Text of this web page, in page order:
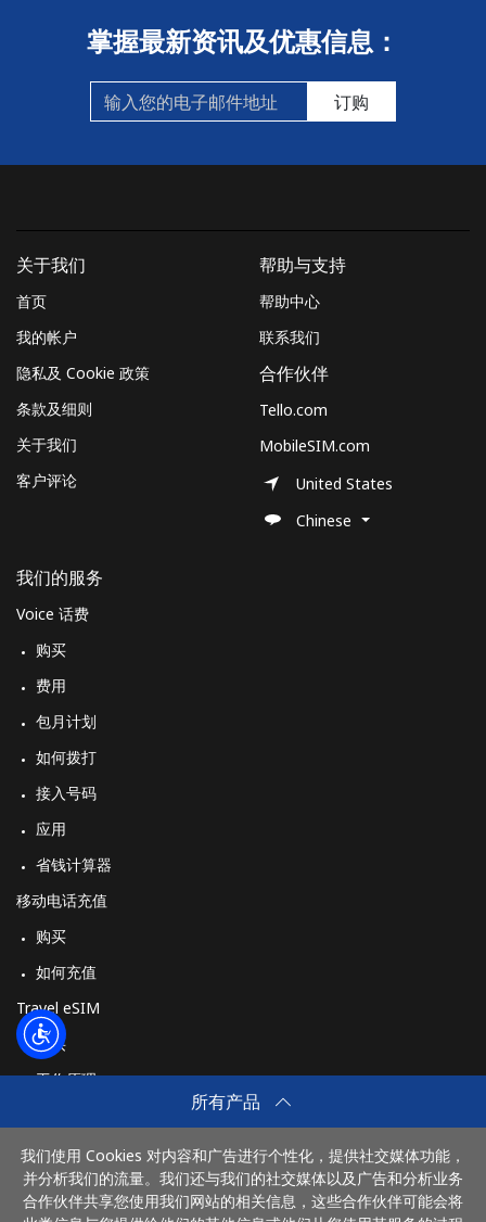
掌握最新资讯及优惠信息：
订购
所有产品
我们使用 Cookies 对内容和广告进行个性化，提供社交媒体功能，
并分析我们的流量。我们还与我们的社交媒体以及广告和分析业务
合作伙伴共享您使用我们网站的相关信息，这些合作伙伴可能会将
关于我们
首页
我的帐户
隐私及 Cookie 政策
条款及细则
关于我们
客户评论
我们的服务
Voice 话费
购买
费用
包月计划
如何拨打
接入号码
应用
省钱计算器
移动电话充值
购买
如何充值
Travel eSIM
购买
工作原理
帮助与支持
帮助中心
联系我们
合作伙伴
Tello.com
MobileSIM.com
United States
Chinese
付款方式：